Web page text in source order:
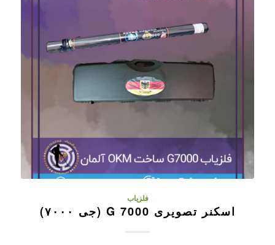
فلزیاب
اسکنر تصویری G 7000 (جی ۷۰۰۰)